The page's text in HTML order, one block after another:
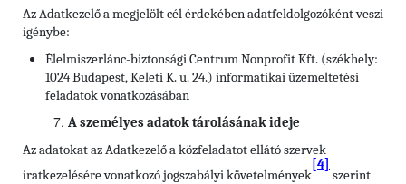
Az Adatkezelő a megjelölt cél érdekében adatfeldolgozóként veszi
igénybe:
Élelmiszerlánc-biztonsági Centrum Nonprofit Kft. (székhely:
1024 Budapest, Keleti K. u. 24.) informatikai üzemeltetési
feladatok vonatkozásában
A személyes adatok tárolásának ideje
Az adatokat az Adatkezelő a közfeladatot ellátó szervek
iratkezelésére vonatkozó jogszabályi követelmények
[4]
szerint